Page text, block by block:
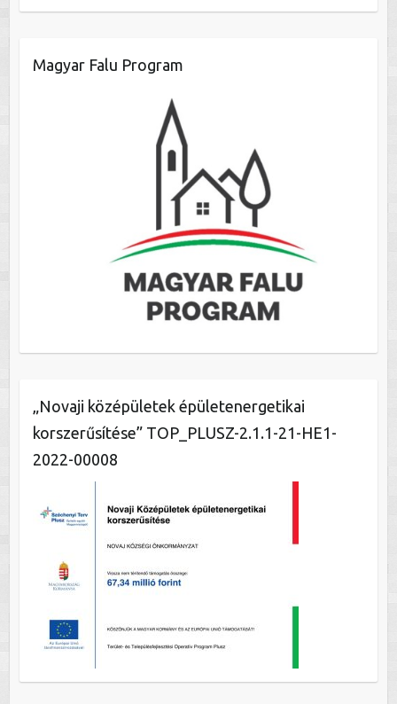
Magyar Falu Program
„Novaji középületek épületenergetikai
korszerűsítése” TOP_PLUSZ-2.1.1-21-HE1-
2022-00008